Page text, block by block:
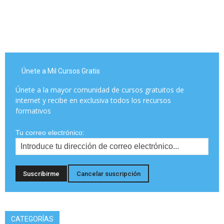
Únete a Mil Cursos Gratis
Únete a la mayor comunidad de cursos gratuitos de
internet y recibe en exclusiva todos los recursos
formativos
Tu correo electrónico:
CATEGORÍAS